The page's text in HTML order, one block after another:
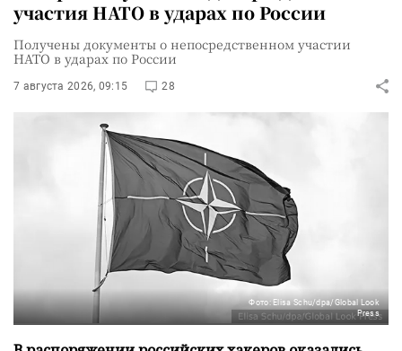
участия НАТО в ударах по России
Получены документы о непосредственном участии
НАТО в ударах по России
7 августа 2026, 09:15 28
Фото: Elisa Schu/dpa/Global Look
Press